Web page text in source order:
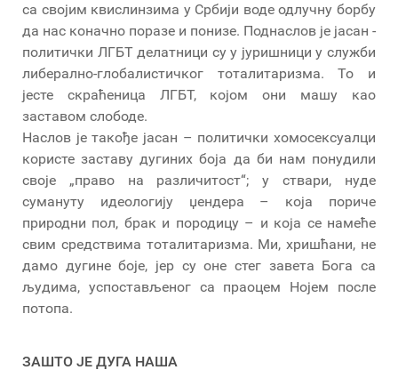
са својим квислинзима у Србији воде одлучну борбу
да нас коначно поразе и понизе. Поднаслов је јасан -
политички ЛГБТ делатници су у јуришници у служби
либерално-глобалистичког тоталитаризма. То и
јесте скраћеница ЛГБТ, којом они машу као
заставом слободе.
Наслов је такође јасан – политички хомосексуалци
користе заставу дугиних боја да би нам понудили
своје „право на различитост“; у ствари, нуде
сумануту идеологију џендера – која пориче
природни пол, брак и породицу – и која се намеће
свим средствима тоталитаризма. Ми, хришћани, не
дамо дугине боје, јер су оне стег завета Бога са
људима, успостављеног са праоцем Нојем после
потопа.
ЗАШТО ЈЕ ДУГА НАША